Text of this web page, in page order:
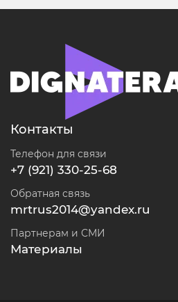
Контакты
Телефон для связи
+7 (921) 330-25-68
Обратная связь
mrtrus2014@yandex.ru
Партнерам и СМИ
Материалы